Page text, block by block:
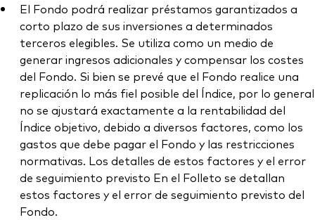
El Fondo podrá realizar préstamos garantizados a
corto plazo de sus inversiones a determinados
terceros elegibles. Se utiliza como un medio de
generar ingresos adicionales y compensar los costes
del Fondo. Si bien se prevé que el Fondo realice una
replicación lo más fiel posible del Índice, por lo general
no se ajustará exactamente a la rentabilidad del
Índice objetivo, debido a diversos factores, como los
gastos que debe pagar el Fondo y las restricciones
normativas. Los detalles de estos factores y el error
de seguimiento previsto En el Folleto se detallan
estos factores y el error de seguimiento previsto del
Fondo.